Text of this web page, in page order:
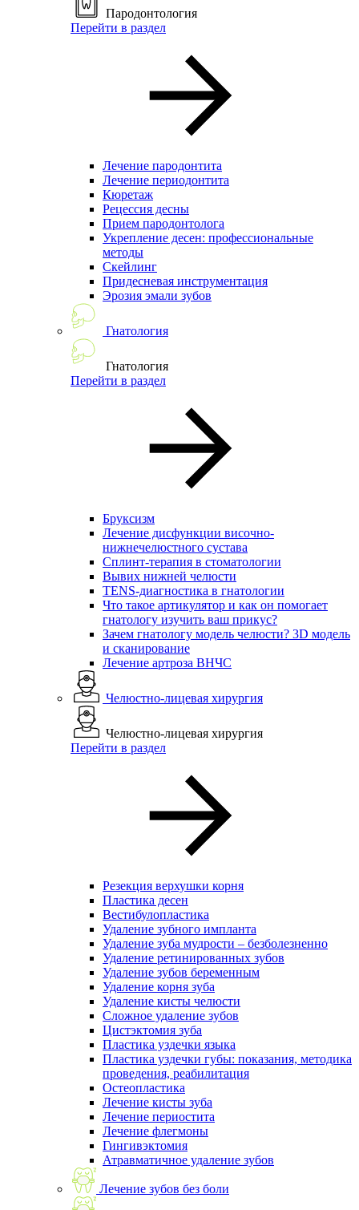
Пародонтология
Перейти в раздел
Лечение пародонтита
Лечение периодонтита
Кюретаж
Рецессия десны
Прием пародонтолога
Укрепление десен: профессиональные
методы
Скейлинг
Придесневая инструментация
Эрозия эмали зубов
Гнатология
Гнатология
Перейти в раздел
Бруксизм
Лечение дисфункции височно-
нижнечелюстного сустава
Сплинт-терапия в стоматологии
Вывих нижней челюсти
TENS-диагностика в гнатологии
Что такое артикулятор и как он помогает
гнатологу изучить ваш прикус?
Зачем гнатологу модель челюсти? 3D модель
и сканирование
Лечение артроза ВНЧС
Челюстно-лицевая хирургия
Челюстно-лицевая хирургия
Перейти в раздел
Резекция верхушки корня
Пластика десен
Вестибулопластика
Удаление зубного импланта
Удаление зуба мудрости – безболезненно
Удаление ретинированных зубов
Удаление зубов беременным
Удаление корня зуба
Удаление кисты челюсти
Сложное удаление зубов
Цистэктомия зуба
Пластика уздечки языка
Пластика уздечки губы: показания, методика
проведения, реабилитация
Остеопластика
Лечение кисты зуба
Лечение периостита
Лечение флегмоны
Гингивэктомия
Атравматичное удаление зубов
Лечение зубов без боли